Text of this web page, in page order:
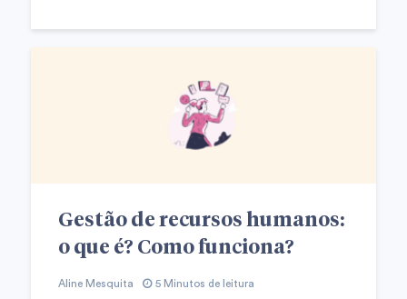
Gestão de recursos humanos:
o que é? Como funciona?
Aline Mesquita 5 Minutos de leitura